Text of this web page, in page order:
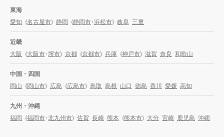
東海
愛知 (名古屋市) 静岡 (静岡市・浜松市) 岐阜 三重
近畿
大阪 (大阪市・堺市) 京都 (京都市) 兵庫 (神戸市) 滋賀 奈良 和歌山
中国・四国
岡山 (岡山市) 広島 (広島市) 鳥取 島根 山口 徳島 香川 愛媛 高知
九州・沖縄
福岡 (福岡市・北九州市) 佐賀 長崎 熊本 (熊本市) 大分 宮崎 鹿児島 沖縄